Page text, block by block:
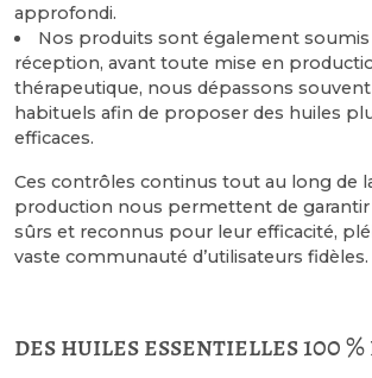
approfondi.
Nos produits sont également
réception, avant toute mise en
thérapeutique, nous dépassons
habituels afin de proposer des huiles
efficaces.
Ces contrôles continus tout au long de
production nous permettent de
sûrs et reconnus pour leur efficacité,
vaste communauté d’utilisateurs fidèles.
des huiles essentielles 100